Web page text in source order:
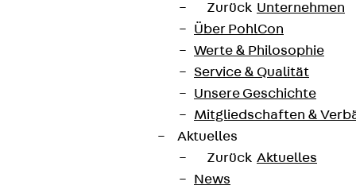
Zurück Unternehmen
Über PohlCon
Werte & Philosophie
Service & Qualität
Unsere Geschichte
Mitgliedschaften &
Aktuelles
Zurück Aktuelles
News